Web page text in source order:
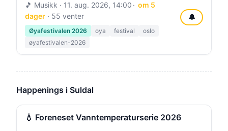
🎵 Musikk · 11. aug. 2026, 14:00
om 5
dager · 55 venter
Øyafestivalen 2026 oya festival
oslo
øyafestivalen-2026
🔔
Happenings i Suldal
💧 Foreneset Vanntemperaturserie 2026